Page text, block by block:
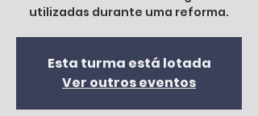
utilizadas durante uma reforma.
Esta turma está lotada
Ver outros eventos